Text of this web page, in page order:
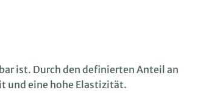
ist. Durch den definierten Anteil an
und eine hohe Elastizität.